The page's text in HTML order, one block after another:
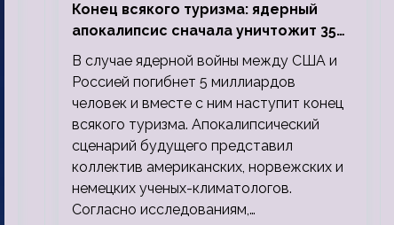
Конец всякого туризма: ядерный
апокалипсис сначала уничтожит 350
миллионов, а потом 5 миллиардов
людей
В случае ядерной войны между США и
Россией погибнет 5 миллиардов
человек и вместе с ним наступит конец
всякого туризма. Апокалипсический
сценарий будущего представил
коллектив американских, норвежских и
немецких ученых-климатологов.
Согласно исследованиям,…